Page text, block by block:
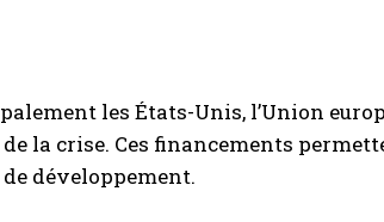
les États-Unis, l’Union
la crise. Ces financements
développement.